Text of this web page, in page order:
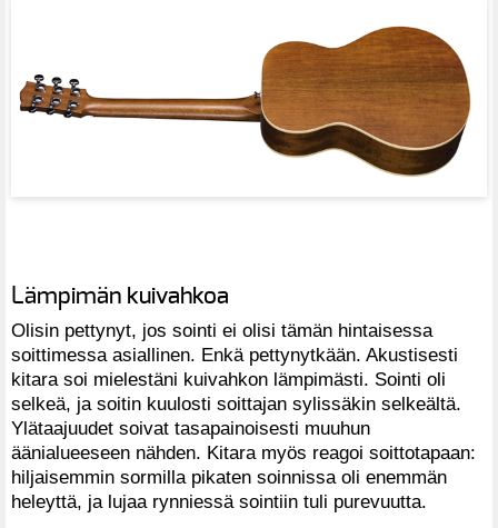
Lämpimän kuivahkoa
Olisin pettynyt, jos sointi ei olisi tämän hintaisessa
soittimessa asiallinen. Enkä pettynytkään. Akustisesti
kitara soi mielestäni kuivahkon lämpimästi. Sointi oli
selkeä, ja soitin kuulosti soittajan sylissäkin selkeältä.
Ylätaajuudet soivat tasapainoisesti muuhun
äänialueeseen nähden. Kitara myös reagoi soittotapaan:
hiljaisemmin sormilla pikaten soinnissa oli enemmän
heleyttä, ja lujaa rynniessä sointiin tuli purevuutta.